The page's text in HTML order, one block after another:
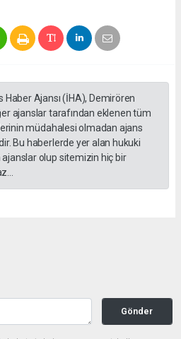
Haber Ajansı (İHA), Demirören
ajanslar tarafından eklenen tüm
müdahalesi olmadan ajans
Bu haberlerde yer alan hukuki
olup sitemizin hiç bir
Gönder